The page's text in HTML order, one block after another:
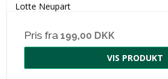
Lotte Neupart
Pris fra 199,00 DKK
VIS PRODUKT